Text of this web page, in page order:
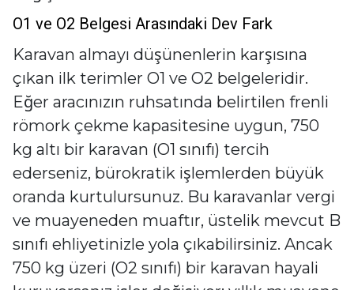
O1 ve O2 Belgesi Arasındaki Dev Fark
Karavan almayı düşünenlerin karşısına
çıkan ilk terimler O1 ve O2 belgeleridir.
Eğer aracınızın ruhsatında belirtilen frenli
römork çekme kapasitesine uygun, 750
kg altı bir karavan (O1 sınıfı) tercih
ederseniz, bürokratik işlemlerden büyük
oranda kurtulursunuz. Bu karavanlar vergi
ve muayeneden muaftır, üstelik mevcut B
sınıfı ehliyetinizle yola çıkabilirsiniz. Ancak
750 kg üzeri (O2 sınıfı) bir karavan hayali